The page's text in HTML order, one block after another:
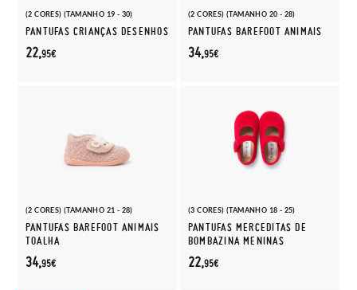
(2 CORES) (TAMANHO 19 - 30)
PANTUFAS CRIANÇAS DESENHOS
22,95€
(2 CORES) (TAMANHO 20 - 28)
PANTUFAS BAREFOOT ANIMAIS
34,95€
(2 CORES) (TAMANHO 21 - 28)
PANTUFAS BAREFOOT ANIMAIS
TOALHA
34,95€
(3 CORES) (TAMANHO 18 - 25)
PANTUFAS MERCEDITAS DE
BOMBAZINA MENINAS
22,95€